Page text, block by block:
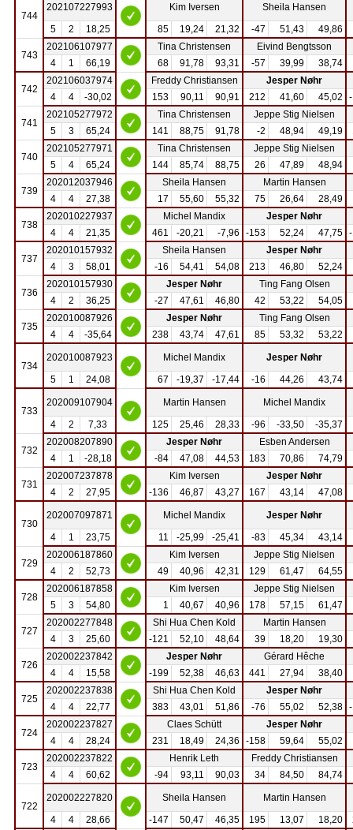
744
202107227993 Kim Iversen
Sheila Hansen
5
2 18,25 85 19,24 21,32 -47 51,43 49,86
743
202106107977 Tina Christensen
Eivind Bengtsson
4
1 66,19 68 91,78 93,31 -57 39,99 38,74
742
202106037974 Freddy Christiansen
Jesper Nøhr
4
4 -30,02 153 90,11 90,91 212 41,60 45,02
741
202105277972 Tina Christensen
Jeppe Stig Nielsen
5
3 65,24 141 88,75 91,78 -2 48,94 49,19
740
202105277971 Tina Christensen
Jeppe Stig Nielsen
5
4 65,24 144 85,74 88,75 26 47,89 48,94
739
202012037946 Sheila Hansen
Martin Hansen
4
4 27,38 17 55,60 55,32 75 26,64 28,49
738
202010227937 Michel Mandix
Jesper Nøhr
4
4 21,35 461 -20,21 -7,96 -153 52,24 47,75
737
202010157932 Sheila Hansen
Jesper Nøhr
4
3 58,01 -16 54,41 54,08 213 46,80 52,24
736
202010157930 Jesper Nøhr
Ting Fang Olsen
4
2 36,25 -27 47,61 46,80 42 53,22 54,05
735
202010087926 Jesper Nøhr
Ting Fang Olsen
4
4 -35,64 238 43,74 47,61 85 53,32 53,22
734
202010087923 Michel Mandix
Jesper Nøhr
5
1 24,08 67 -19,37 -17,44 -16 44,26 43,74
733
202009107904 Martin Hansen
Michel Mandix
4
2 7,33 125 25,46 28,33 -96 -33,50 -35,37
732
202008207890 Jesper Nøhr
Esben Andersen
4
1 -28,18 -84 47,08 44,53 183 70,86 74,79
731
202007237878 Kim Iversen
Jesper Nøhr
4
2 27,95 -136 46,87 43,27 167 43,14 47,08
730
202007097871 Michel Mandix
Jesper Nøhr
4
1 23,75 11 -25,99 -25,41 -83 45,34 43,14
729
202006187860 Kim Iversen
Jeppe Stig Nielsen
4
2 52,73 49 40,96 42,31 129 61,47 64,55
728
202006187858 Kim Iversen
Jeppe Stig Nielsen
5
3 54,80 1 40,67 40,96 178 57,15 61,47
727
202002277848 Shi Hua Chen Kold
Martin Hansen
4
3 25,60 -121 52,10 48,64 39 18,20 19,30
726
202002237842 Jesper Nøhr
Gérard Hêche
4
4 15,58 -199 52,38 46,63 441 27,94 38,40
725
202002237838 Shi Hua Chen Kold
Jesper Nøhr
4
4 22,77 383 43,01 51,86 -76 55,02 52,38
724
202002237827 Claes Schütt
Jesper Nøhr
4
4 28,24 231 18,49 24,36 -158 59,64 55,02
723
202002237822 Henrik Leth
Freddy Christiansen
4
4 60,62 -94 93,11 90,03 34 84,50 84,74
722
202002227820 Sheila Hansen
Martin Hansen
4
4 28,66 -147 50,47 46,35 195 13,07 18,20